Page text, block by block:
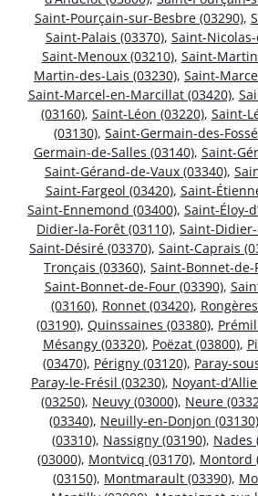
Saint-Pourçain-sur-Besbre (03290),
Saint-Palais (03370), Saint-
Saint-Menoux (03210), Saint-
Martin-des-Lais (03230), Saint-
Saint-Marcel-en-Marcillat (03420),
(03160), Saint-Léon (03220), Saint-
(03130), Saint-Germain-des-
Germain-de-Salles (03140), Saint-
Saint-Gérand-de-Vaux (03340),
Saint-Fargeol (03420), Saint-
Saint-Ennemond (03400), Saint-Éloy-
Didier-la-Forêt (03110), Saint-
Saint-Désiré (03370), Saint-Caprais
Tronçais (03360), Saint-Bonnet-de-
Saint-Bonnet-de-Four (03390),
(03160), Ronnet (03420),
(03190), Quinssaines (03380),
Mésangy (03320), Poëzat (03800),
(03470), Périgny (03120), Paray-
Paray-le-Frésil (03230), Noyant-
(03250), Neuvy (03000), Neure
(03340), Neuilly-en-Donjon (03130)
(03310), Nassigny (03190), Nades
(03000), Montvicq (03170), Montord
(03150), Montmarault (03390),